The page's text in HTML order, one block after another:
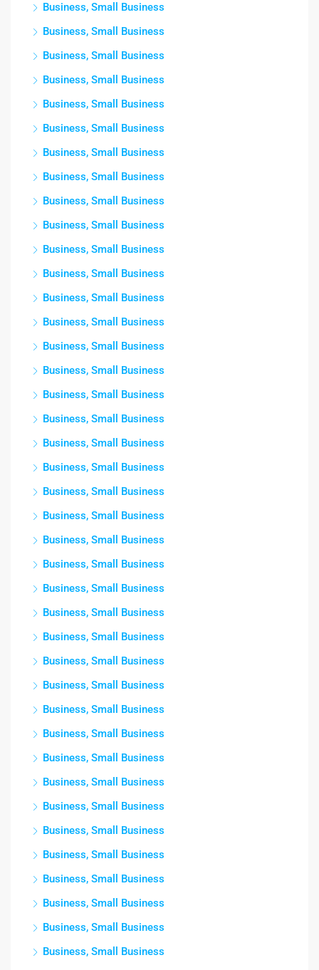
Business, Small Business
Business, Small Business
Business, Small Business
Business, Small Business
Business, Small Business
Business, Small Business
Business, Small Business
Business, Small Business
Business, Small Business
Business, Small Business
Business, Small Business
Business, Small Business
Business, Small Business
Business, Small Business
Business, Small Business
Business, Small Business
Business, Small Business
Business, Small Business
Business, Small Business
Business, Small Business
Business, Small Business
Business, Small Business
Business, Small Business
Business, Small Business
Business, Small Business
Business, Small Business
Business, Small Business
Business, Small Business
Business, Small Business
Business, Small Business
Business, Small Business
Business, Small Business
Business, Small Business
Business, Small Business
Business, Small Business
Business, Small Business
Business, Small Business
Business, Small Business
Business, Small Business
Business, Small Business